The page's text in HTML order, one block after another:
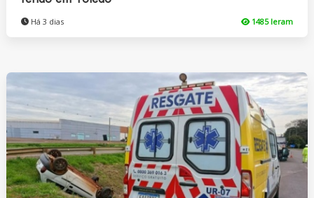
Há 3 dias 1485 leram